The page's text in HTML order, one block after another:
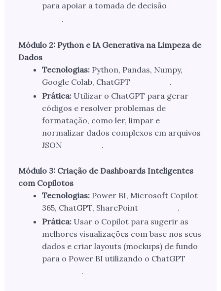
para apoiar a tomada de decisão
.
Módulo 2: Python e IA Generativa na Limpeza de
Dados
Tecnologias:Python, Pandas, Numpy,
Google Colab, ChatGPT
.
Prática:Utilizar o ChatGPT para gerar
códigos e resolver problemas de
formatação, como ler, limpar e
normalizar dados complexos em arquivos
JSON
.
Módulo 3: Criação de Dashboards Inteligentes
com Copilotos
Tecnologias:Power BI, Microsoft Copilot
365, ChatGPT, SharePoint
.
Prática:Usar o Copilot para sugerir as
melhores visualizações com base nos seus
dados e criar layouts (mockups) de fundo
para o Power BI utilizando o ChatGPT
.